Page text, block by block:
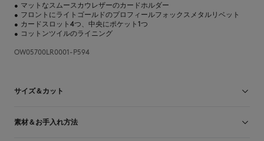
• マットなスムースカウレザーのカードホルダー
• フロントにライトゴールドのプロフィールフォックスメタルリベット
• カードスロット4つ、中央にポケット1つ
• コットンツイルのライニング
OW05700LR0001-P594
サイズ＆カット
サイズ： UNISEX
素材＆お手入れ方法